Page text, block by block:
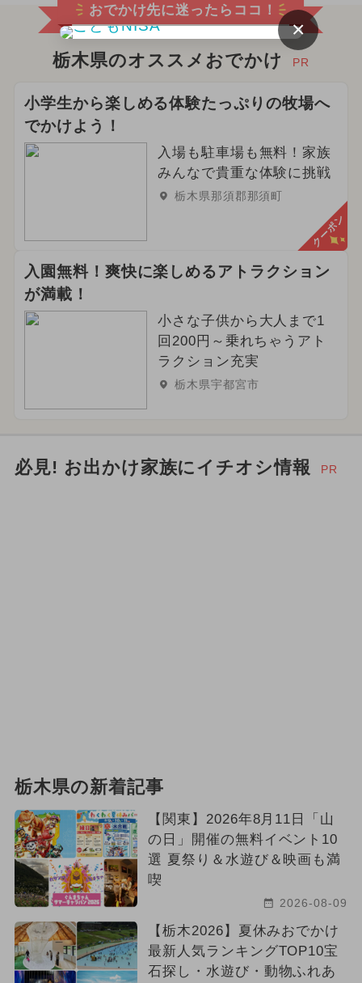
おでかけ先に迷ったらココ！
栃木県のオススメおでかけ PR
小学生から楽しめる体験たっぷりの牧場へ
でかけよう！
入場も駐車場も無料！家族
みんなで貴重な体験に挑戦
栃木県那須郡那須町
クーポン
入園無料！爽快に楽しめるアトラクション
が満載！
小さな子供から大人まで1
回200円～乗れちゃうアト
ラクション充実
栃木県宇都宮市
必見! お出かけ家族にイチオシ情報 PR
栃木県の新着記事
【関東】2026年8月11日「山
の日」開催の無料イベント10
選 夏祭り＆水遊び＆映画も満
喫
2026-08-09
【栃木2026】夏休みおでかけ
最新人気ランキングTOP10宝
石探し・水遊び・動物ふれあ
×